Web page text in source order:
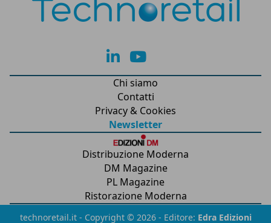
lk yt
Chi siamo
Contatti
Privacy & Cookies
Newsletter
Distribuzione Moderna
DM Magazine
PL Magazine
Ristorazione Moderna
technoretail.it - Copyright © 2026 - Editore: Edra Edizioni